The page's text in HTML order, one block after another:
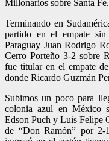
Millonarios sobre Santa Fe.
Terminando en
partido en el empate
Paraguay Juan Rodrigo
Cerro Porteño 3-2 sobre
fue titular en el empate
donde Ricardo Guzmán
Subimos un poco para
colonia azul en México
Edson Puch y Luis Felipe
de “Don Ramón” por 2-